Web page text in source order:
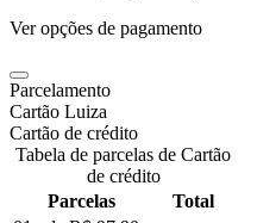
Ver opções de pagamento
Parcelamento
Cartão Luiza
Cartão de crédito
Tabela de parcelas de Cartão
de crédito
Parcelas
Total